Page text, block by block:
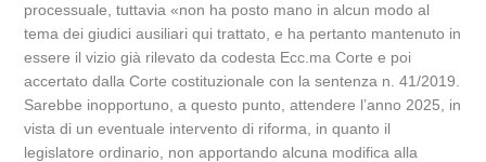
processuale, tuttavia «non ha posto mano in alcun modo al
tema dei giudici ausiliari qui trattato, e ha pertanto mantenuto in
essere il vizio già rilevato da codesta Ecc.ma Corte e poi
accertato dalla Corte costituzionale con la sentenza n. 41/2019.
Sarebbe inopportuno, a questo punto, attendere l’anno 2025, in
vista di un eventuale intervento di riforma, in quanto il
legislatore ordinario, non apportando alcuna modifica alla